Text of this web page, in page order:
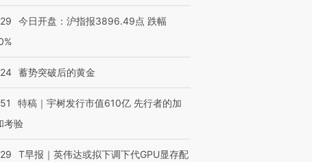
今日开盘：沪指报3896.49点 跌幅
蓄势突破后的黄金
特稿｜宇树发行市值610亿 先行者的加
考验
T早报｜英伟达或拟下调下代GPU显存配